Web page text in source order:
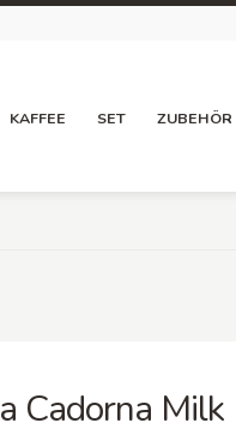
KAFFEE SET ZUBEHÖR
Cadorna Milk